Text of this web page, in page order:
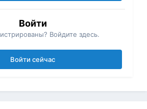
Войти
Войдите здесь.
Войти сейчас